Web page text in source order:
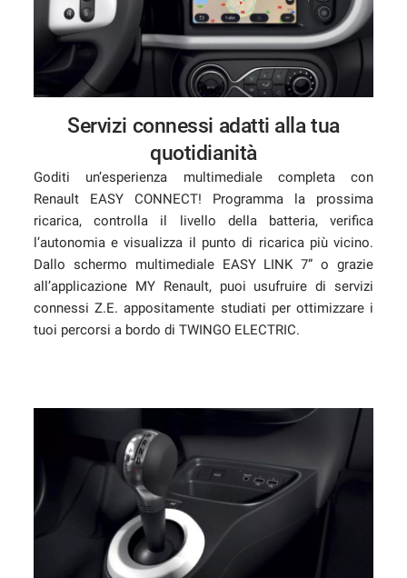
Servizi connessi adatti alla tua
quotidianità
Goditi un’esperienza multimediale completa con
Renault EASY CONNECT! Programma la prossima
ricarica, controlla il livello della batteria, verifica
l’autonomia e visualizza il punto di ricarica più vicino.
Dallo schermo multimediale EASY LINK 7” o grazie
all’applicazione MY Renault, puoi usufruire di servizi
connessi Z.E. appositamente studiati per ottimizzare i
tuoi percorsi a bordo di TWINGO ELECTRIC.